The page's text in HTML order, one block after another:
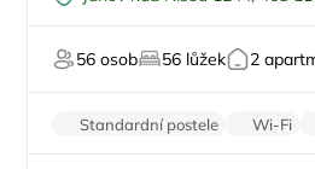
Plná penze
Pro milovníky přírody
56 osob 56 lůžek 2
Standardní postele Wi-Fi
Rodinné pokoje